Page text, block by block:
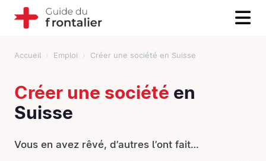
Accueil Emploi Créer une société en Suisse
Créer une société en
Suisse
Vous en avez rêvé, d’autres l’ont fait…